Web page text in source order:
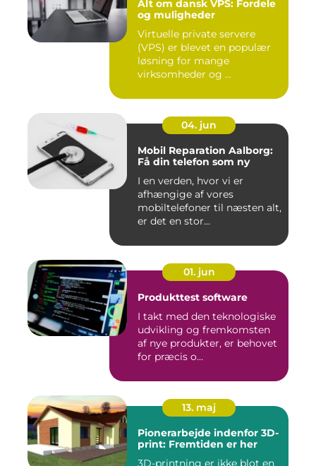
Alt om dansk VPS: Fordele
og muligheder
Virtuelle private servere
(VPS) er blevet en populær
løsning for mange
virksomheder og ...
04. jun
Mobil Reparation Aalborg:
Få din telefon som ny
I en verden, hvor vi er
afhængige af vores
mobiltelefoner til næsten alt,
er det en stor...
01. jun
Produkttest software
I takt med den teknologiske
udvikling og fremkomsten
af nye produkter, er behovet
for præcis o...
13. maj
Pionerarbejde indenfor 3D-
print: Fremtiden er her
3D-printning er ikke blot en